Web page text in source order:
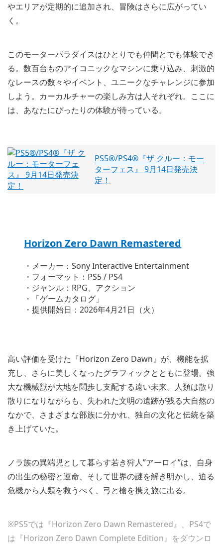
やエリアが定期的に追加され、冒険はさらに広がってい
く。
このモーターパラダイスはひとりでも仲間とでも体験でき
る。数百台ものアイコニックなマシンに乗り込み、刺激的
なレースの数々やイベント、ユニークなチャレンジに参加
しよう。カーカルチャーの楽しみ方は人それぞれ。ここに
は、あなたにぴったりの体験が待っている。
PS5®/PS4®『ザ クルー：モー
ターフェス』 9月14日発売決
定！
Horizon Zero Dawn Remastered
・メーカー：Sony Interactive Entertainment
・フォーマット：PS5 / PS4
・ジャンル：RPG、アクション
・「ゲームカタログ」
・提供開始日：2026年4月21日（火）
高い評価を受けた『Horizon Zero Dawn』が、機能を拡
充し、さらに美しくなったグラフィックとともに登場。強
大な機械獣が大地を闊歩し支配する遠い未来。人類は散り
散りになりながらも、失われた文明の遺跡が残る大自然の
なかで、さまざまな部族に分かれ、独自の文化と伝統を築
き上げていた。
ノラ族の異端児として暮らす若き狩人”アーロイ”は、自身
の出生の秘密と運命、そして世界の謎を解き明かし、迫る
危機から人類を救うべく、弓と槍を携え旅に出る。
※PS5では『Horizon Zero Dawn Remastered』、PS4で
は『Horizon Zero Dawn Complete Edition』をダウンロ